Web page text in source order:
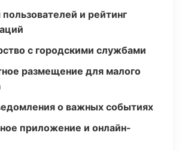
и рейтинг
с городскими службами
размещение для малого
о важных событиях
приложение и онлайн-